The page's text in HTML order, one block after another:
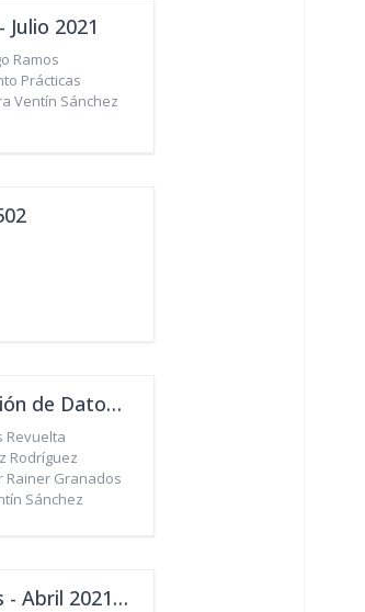
2021
Ramos
Prácticas
Ventín Sánchez
Máster de Sistemas Integrados (QHSE), Gestión del Riesgo y Protección de Datos - Abril 2021 _ Julio 2021
Revuelta
Rodríguez
Rainer Granados
Sánchez
Máster MBA Internacional en Administración y Dirección de Empresas - Abril 2021 _ Julio 2021